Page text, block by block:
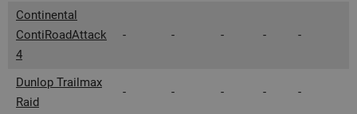
Continental
ContiRoadAttack
4
- - - - -
Dunlop Trailmax
Raid
- - - - -